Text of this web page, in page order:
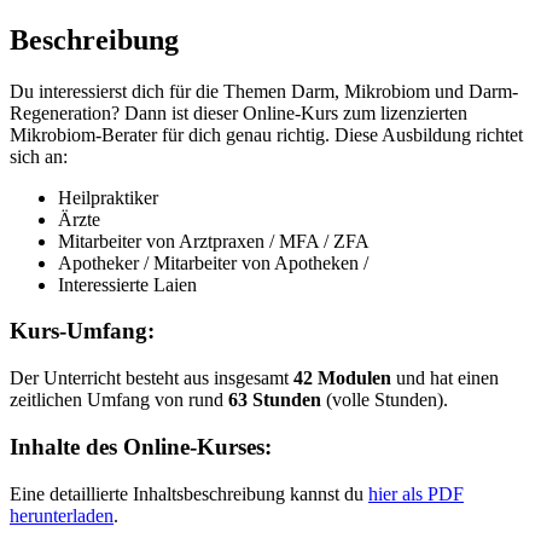
Beschreibung
Du interessierst dich für die Themen Darm, Mikrobiom und Darm-
Regeneration? Dann ist dieser Online-Kurs zum lizenzierten
Mikrobiom-Berater für dich genau richtig. Diese Ausbildung richtet
sich an:
Heilpraktiker
Ärzte
Mitarbeiter von Arztpraxen / MFA / ZFA
Apotheker / Mitarbeiter von Apotheken /
Interessierte Laien
Kurs-Umfang:
Der Unterricht besteht aus insgesamt 42 Modulen und hat einen
zeitlichen Umfang von rund 63 Stunden (volle Stunden).
Inhalte des Online-Kurses:
Eine detaillierte Inhaltsbeschreibung kannst du hier als PDF
herunterladen.